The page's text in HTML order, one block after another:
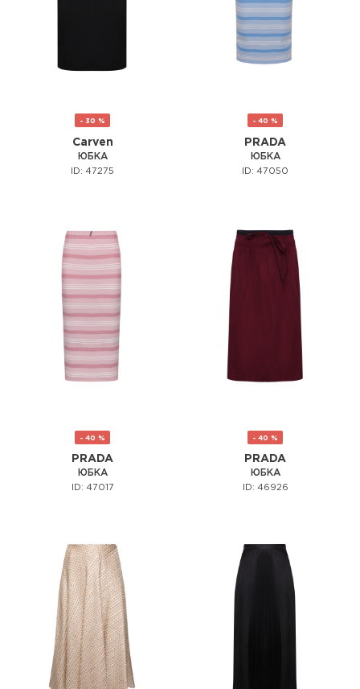
- 30 %
Carven
ЮБКА
ID: 47275
- 40 %
PRADA
ЮБКА
ID: 47050
- 40 %
PRADA
ЮБКА
ID: 47017
- 40 %
PRADA
ЮБКА
ID: 46926